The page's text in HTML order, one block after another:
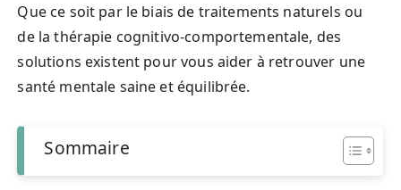
Que ce soit par le biais de traitements naturels ou
de la thérapie cognitivo-comportementale, des
solutions existent pour vous aider à retrouver une
santé mentale saine et équilibrée.
Sommaire